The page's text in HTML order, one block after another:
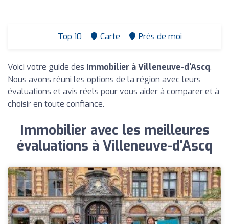
Top 10 Carte Près de moi
Voici votre guide des Immobilier à Villeneuve-d'Ascq.
Nous avons réuni les options de la région avec leurs
évaluations et avis réels pour vous aider à comparer et à
choisir en toute confiance.
Immobilier avec les meilleures
évaluations à Villeneuve-d'Ascq